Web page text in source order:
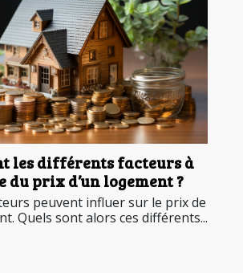
les différents facteurs à
du prix d’un logement ?
peuvent influer sur le prix de
Quels sont alors ces différents...